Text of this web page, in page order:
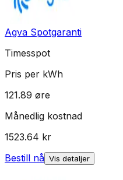
Agva Spotgaranti
Timesspot
Pris per kWh
121.89 øre
Månedlig kostnad
1523.64 kr
Bestill nå Vis detaljer